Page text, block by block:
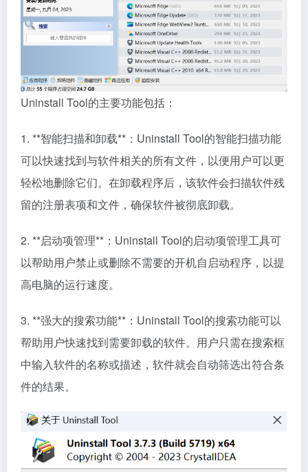
Uninstall Tool的主要功能包括：
1. **智能扫描和卸载**：Uninstall Tool的智能扫描功能
可以快速找到与软件相关的所有文件，以便用户可以更
轻松地删除它们。在卸载程序后，该软件会扫描软件残
留的注册表项和文件，确保软件被彻底卸载。
2. **启动项管理**：Uninstall Tool的启动项管理工具可
以帮助用户禁止或删除不需要的开机自启动程序，以提
高电脑的运行速度。
3. **强大的搜索功能**：Uninstall Tool的搜索功能可以
帮助用户快速找到需要卸载的软件。用户只需在搜索框
中输入软件的名称或描述，软件就会自动筛选出符合条
件的结果。